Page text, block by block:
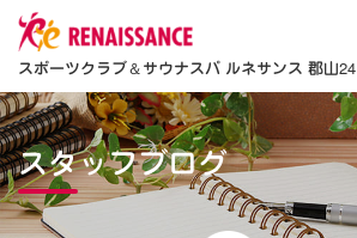
スポーツクラブ＆サウナスパ ルネサンス 郡山24
スタッフブログ